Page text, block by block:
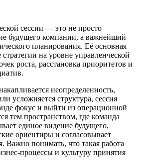
сессии — это не просто
будущего компании, а важнейший
планирования. Её основная
на уровне управленческой
роста, расстановка приоритетов и
неопределенность,
усложняется структура, сессия
фокус и выйти из операционной
тем пространством, где команда
единое видение будущего,
ориентиры и согласовывает
Важно понимать, что такая работа
процессы и культуру принятия